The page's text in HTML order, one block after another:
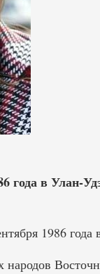
года в Улан-
1986 года